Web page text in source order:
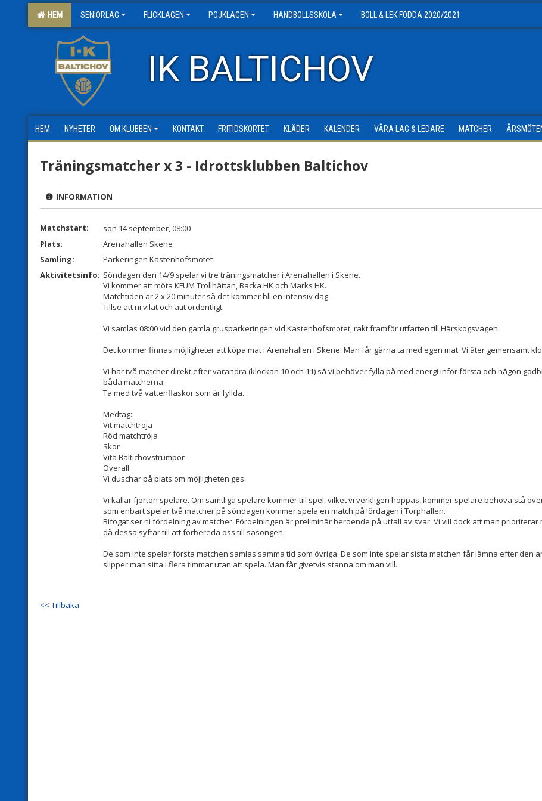
HEM SENIORLAG FLICKLAGEN POJKLAGEN HANDBOLLSSKOLA BOLL & LEK FÖDDA 2020/2021
IK BALTICHOV
HEM NYHETER OM KLUBBEN KONTAKT FRITIDSKORTET KLÄDER KALENDER VÅRA LAG & LEDARE MATCHER
Träningsmatcher x 3 - Idrottsklubben Baltichov
INFORMATION
Matchstart:
sön 14 september, 08:00
Plats:
Arenahallen Skene
Samling:
Parkeringen Kastenhofsmotet
Aktivitetsinfo: Söndagen den 14/9 spelar vi tre träningsmatcher i Arenahallen i Skene.
Vi kommer att möta KFUM Trollhättan, Backa HK och Marks HK.
Matchtiden är 2 x 20 minuter så det kommer bli en intensiv dag.
Tillse att ni vilat och ätit ordentligt.
Vi samlas 08:00 vid den gamla grusparkeringen vid Kastenhofsmotet, rakt framför utfarten till Härskogsvägen.
Det kommer finnas möjligheter att köpa mat i Arenahallen i Skene. Man får gärna ta med egen mat. Vi äter gemensamt
Vi har två matcher direkt efter varandra (klockan 10 och 11) så vi behöver fylla på med energi inför första och någon
båda matcherna.
Ta med två vattenflaskor som är fyllda.
Medtag:
Vit matchtröja
Röd matchtröja
Skor
Vita Baltichovstrumpor
Overall
Vi duschar på plats om möjligheten ges.
Vi kallar fjorton spelare. Om samtliga spelare kommer till spel, vilket vi verkligen hoppas, kommer spelare behöva stå
som enbart spelar två matcher på söndagen kommer spela en match på lördagen i Torphallen.
Bifogat ser ni fördelning av matcher. Fördelningen är preliminär beroende på utfall av svar. Vi vill dock att man prioriterar
då dessa syftar till att förbereda oss till säsongen.
De som inte spelar första matchen samlas samma tid som övriga. De som inte spelar sista matchen får lämna efter den
slipper man sitta i flera timmar utan att spela. Man får givetvis stanna om man vill.
<< Tillbaka